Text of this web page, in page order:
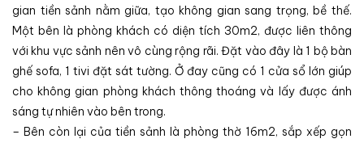
gian tiền sảnh nằm giữa, tạo không gian sang trọng, bề thế.
Một bên là phòng khách có diện tích 30m2, được liên thông
với khu vực sảnh nên vô cùng rộng rãi. Đặt vào đây là 1 bộ bàn
ghế sofa, 1 tivi đặt sát tường. Ở đay cũng có 1 cửa sổ lớn giúp
cho không gian phòng khách thông thoáng và lấy được ánh
sáng tự nhiên vào bên trong.
– Bên còn lại của tiền sảnh là phòng thờ 16m2, sắp xếp gọn